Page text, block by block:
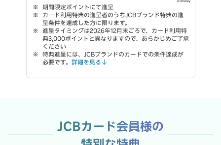
期間限定ポイントにて進呈
カード利用特典の進呈者のうちJCBブランド特典の進
呈条件を達成した方に限ります。
進呈タイミングは2026年12月末ごろで、カード利用特
典3,000ポイントと異なりますので、あらかじめご了承
ください
特典進呈には、JCBブランドのカードでの条件達成が
必要です。 詳細を見る
JCBカード会員様の